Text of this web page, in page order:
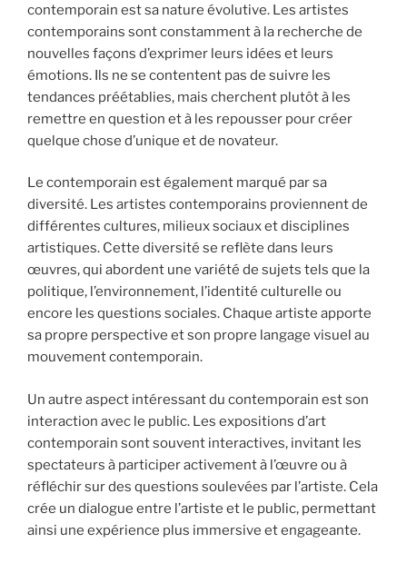
contemporain est sa nature évolutive. Les artistes
contemporains sont constamment à la recherche de
nouvelles façons d’exprimer leurs idées et leurs
émotions. Ils ne se contentent pas de suivre les
tendances préétablies, mais cherchent plutôt à les
remettre en question et à les repousser pour créer
quelque chose d’unique et de novateur.
Le contemporain est également marqué par sa
diversité. Les artistes contemporains proviennent de
différentes cultures, milieux sociaux et disciplines
artistiques. Cette diversité se reflète dans leurs
œuvres, qui abordent une variété de sujets tels que la
politique, l’environnement, l’identité culturelle ou
encore les questions sociales. Chaque artiste apporte
sa propre perspective et son propre langage visuel au
mouvement contemporain.
Un autre aspect intéressant du contemporain est son
interaction avec le public. Les expositions d’art
contemporain sont souvent interactives, invitant les
spectateurs à participer activement à l’œuvre ou à
réfléchir sur des questions soulevées par l’artiste. Cela
crée un dialogue entre l’artiste et le public, permettant
ainsi une expérience plus immersive et engageante.